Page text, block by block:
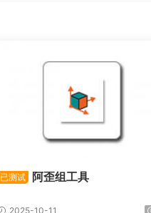
已测试 阿歪组工具
2025-10-11